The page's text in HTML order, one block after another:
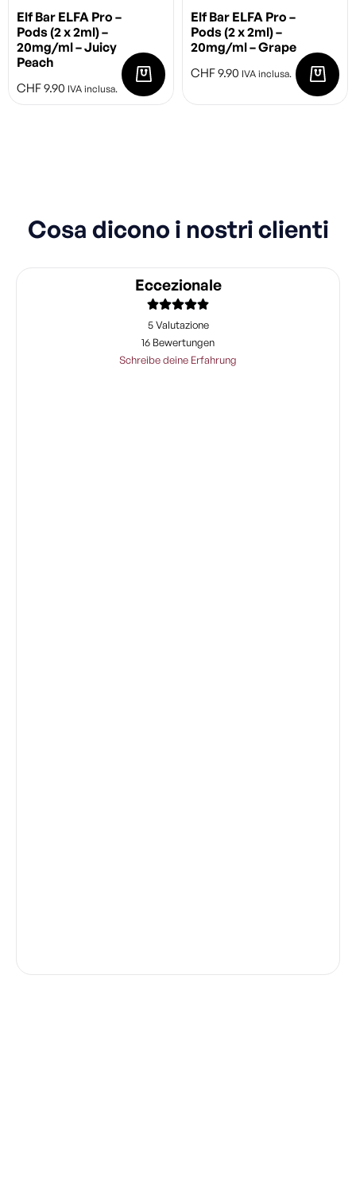
Elf Bar ELFA Pro –
Pods (2 x 2ml) –
20mg/ml – Juicy
Peach
CHF9.90 IVA inclusa.
Elf Bar ELFA Pro –
Pods (2 x 2ml) –
20mg/ml – Grape
CHF9.90 IVA inclusa.
Cosa dicono i nostri clienti
Eccezionale
5 Valutazione
16 Bewertungen
Schreibe deine Erfahrung